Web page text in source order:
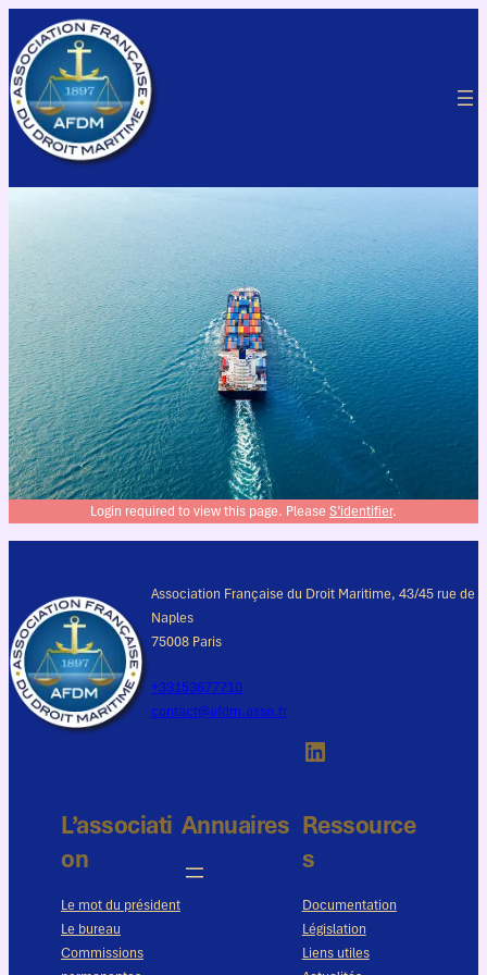
Login required to view this page. Please S’identifier.
Association Française du Droit Maritime, 43/45 rue de
Naples
75008 Paris
+33153677710
contact@afdm.asso.fr
LinkedIn
L’associati
on
Le mot du président
Le bureau
Commissions
Annuaires Ressource
s
Documentation
Législation
Liens utiles